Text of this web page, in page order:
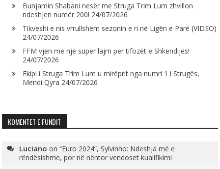
Bunjamin Shabani nesër me Struga Trim Lum zhvillon
ndeshjen numër 200! 24/07/2026
Tikveshi e nis vrrullshëm sezonin e ri në Ligën e Parë (VIDEO)
24/07/2026
FFM vjen me një super lajm për tifozët e Shkëndijës!
24/07/2026
Ekipi i Struga Trim Lum u mirëprit nga numri 1 i Strugës,
Mendi Qyra 24/07/2026
KOMENTET E FUNDIT
Luciano on“Euro 2024”, Sylvinho: Ndeshja më e
rëndësishme, por në nëntor vendoset kualifikimi